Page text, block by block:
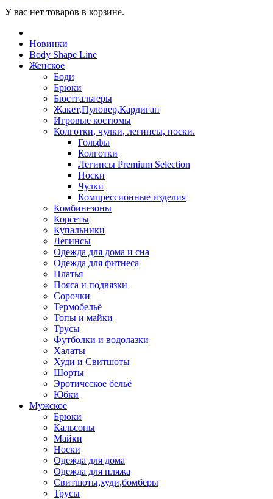
У вас нет товаров в корзине.
Новинки
Body Shape Line
Женское
Боди
Брюки
Бюстгальтеры
Жакет,Пуловер,Кардиган
Игровые костюмы
Колготки, чулки, легинсы, носки.
Гольфы
Колготки
Легинсы Premium Selection
Носки
Чулки
Компрессионные изделия
Комбинезоны
Корсеты
Купальники
Легинсы
Одежда для дома и сна
Одежда для фитнеса
Платья
Пояса и подвязки
Сорочки
Термобельё
Топы и майки
Трусы
Футболки и водолазки
Халаты
Худи и Свитшоты
Шорты
Эротическое бельё
Юбки
Мужское
Брюки
Кальсоны
Майки
Носки
Одежда для дома
Одежда для пляжа
Свитшоты,худи,бомберы
Трусы